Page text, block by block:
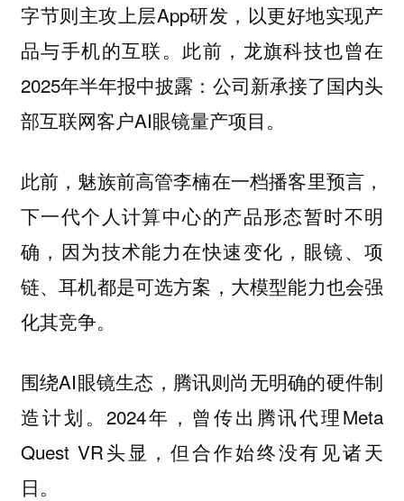
字节则主攻上层App研发，以更好地实现产
品与手机的互联。此前，龙旗科技也曾在
2025年半年报中披露：公司新承接了国内头
部互联网客户AI眼镜量产项目。
此前，魅族前高管李楠在一档播客里预言，
下一代个人计算中心的产品形态暂时不明
确，因为技术能力在快速变化，眼镜、项
链、耳机都是可选方案，大模型能力也会强
化其竞争。
围绕AI眼镜生态，腾讯则尚无明确的硬件制
造计划。2024年，曾传出腾讯代理Meta
Quest VR头显，但合作始终没有见诸天
日。